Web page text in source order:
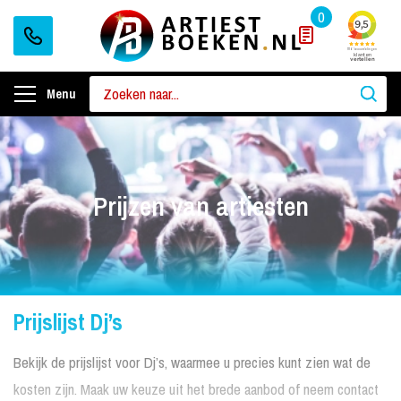
0
Menu
Prijzen van artiesten
Prijslijst Dj’s
Bekijk de prijslijst voor Dj’s, waarmee u precies kunt zien wat de
kosten zijn. Maak uw keuze uit het brede aanbod of neem contact